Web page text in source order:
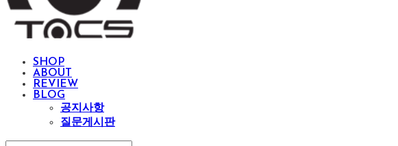
SHOP
ABOUT
REVIEW
BLOG
공지사항
질문게시판